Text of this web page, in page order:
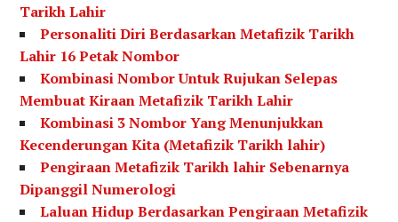
Tarikh Lahir
Personaliti Diri Berdasarkan Metafizik Tarikh
Lahir 16 Petak Nombor
Kombinasi Nombor Untuk Rujukan Selepas
Membuat Kiraan Metafizik Tarikh Lahir
Kombinasi 3 Nombor Yang Menunjukkan
Kecenderungan Kita (Metafizik Tarikh lahir)
Pengiraan Metafizik Tarikh lahir Sebenarnya
Dipanggil Numerologi
Laluan Hidup Berdasarkan Pengiraan Metafizik